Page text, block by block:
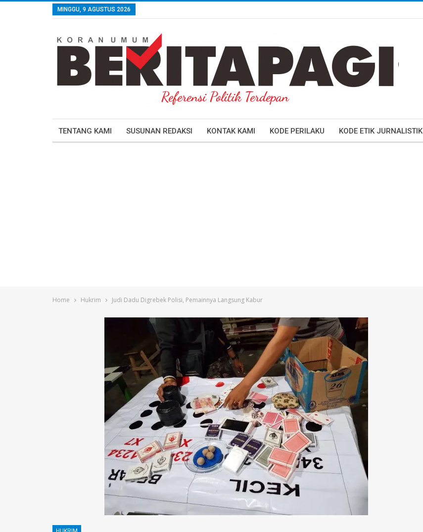
MINGGU, 9 AGUSTUS 2026
TENTANG KAMI SUSUNAN REDAKSI KONTAK KAMI KODE PERILAKU KODE ETIK JURNALISTIK
Home Hukrim Judi Dadu Digrebek Polisi, Pemainnya Langsung Kabur